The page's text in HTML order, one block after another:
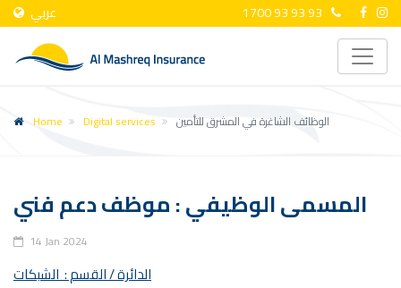
عربي 1700 93 93 93
Home Digital services الوظائف الشاغرة في المشرق للتأمين
المسمى الوظيفي : موظف دعم فني
14 Jan 2024
الدائرة / القسم : الشبكات